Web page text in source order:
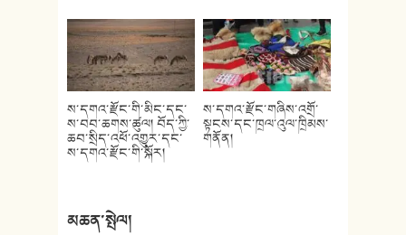
ས་དགའ་རྫོང་གི་མིང་དང་
ས་བབ་ཆགས་ཚུལ། བོད་ཀྱི་
ཆབ་སྲིད་འཕོ་འགྱུར་དང་
ས་དགའ་རྫོང་གི་སྐོར།
ས་དགའ་རྫོང་གཞིས་འགྲོ་
སྟངས་དང་ཁྲལ་འུལ་ཁྲིམས་
གནོན།
མཆན་སྤེལ།